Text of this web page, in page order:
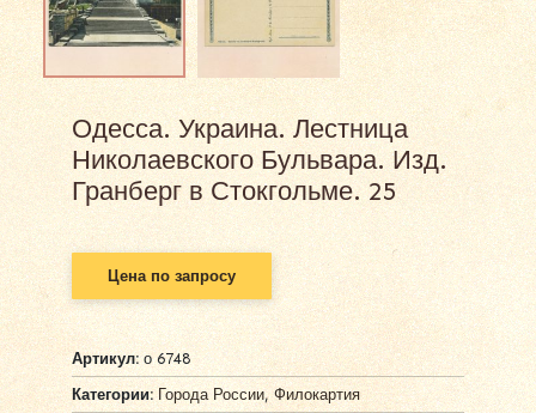
Одесса. Украина. Лестница
Николаевского Бульвара. Изд.
Гранберг в Стокгольме. 25
Цена по запросу
Артикул:о 6748
Категории: Города России, Филокартия